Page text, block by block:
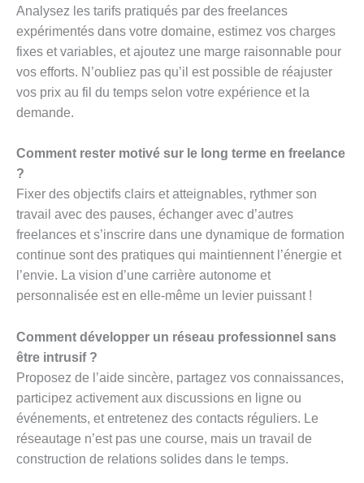
Analysez les tarifs pratiqués par des freelances
expérimentés dans votre domaine, estimez vos charges
fixes et variables, et ajoutez une marge raisonnable pour
vos efforts. N’oubliez pas qu’il est possible de réajuster
vos prix au fil du temps selon votre expérience et la
demande.
Comment rester motivé sur le long terme en freelance
?
Fixer des objectifs clairs et atteignables, rythmer son
travail avec des pauses, échanger avec d’autres
freelances et s’inscrire dans une dynamique de formation
continue sont des pratiques qui maintiennent l’énergie et
l’envie. La vision d’une carrière autonome et
personnalisée est en elle-même un levier puissant !
Comment développer un réseau professionnel sans
être intrusif ?
Proposez de l’aide sincère, partagez vos connaissances,
participez activement aux discussions en ligne ou
événements, et entretenez des contacts réguliers. Le
réseautage n’est pas une course, mais un travail de
construction de relations solides dans le temps.